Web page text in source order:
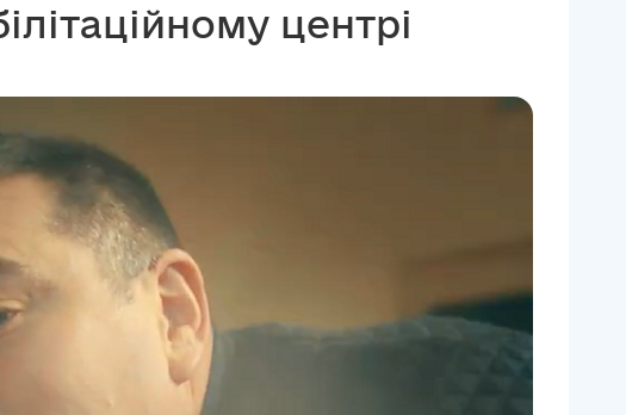
центрі